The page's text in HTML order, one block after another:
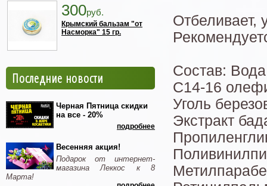
300руб.
Крымский бальзам "от
Насморка" 15 гр.
Последние новости
Черная Пятница скидки
на все - 20%
подробнее
Весенняя акция!
Подарок от интернет-
магазина Леккос к 8
Марта!
Отбеливает,
Состав:
С14-16
Уголь
Экстракт